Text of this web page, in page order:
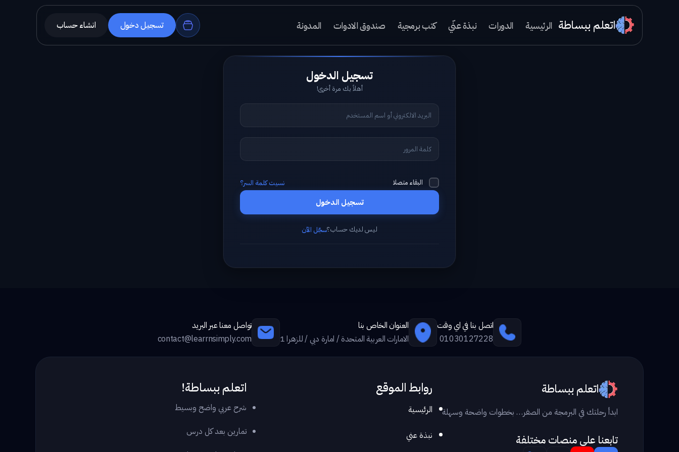
اتعلم ببساطة الرئيسية الدورات نبذة عنّي كتب برمجية صندوق الادوات المدونة تسجيل دخول انشاء حساب
أهلاً بك مرة أخرى!
البقاء متصلا نسيت كلمة السر؟
تسجيل الدخول
ليس لديك حساب؟سجّل الآن
اتصل بنا في اي وقت
01030127228
العنوان الخاص بنا
الامارات العربية المتحدة / امارة دبي / للزهرا 1
تواصل معنا عبر البريد
contact@learrnsimply.com
اتعلم ببساطة
ابدأ رحلتك في البرمجة من الصفر… بخطوات واضحة وسهلة
تابعنا علي منصات مختلفة
روابط الموقع
الرئيسية
نبذة عني
اتعلم ببساطة!
شرح عربي واضح وبسيط
تمارين بعد كل درس